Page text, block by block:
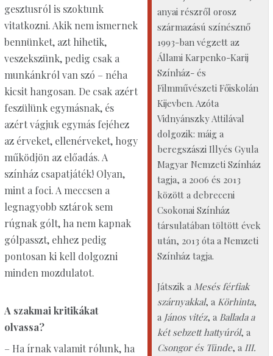
anyai részről orosz
származású színésznő
1993-ban végzett az
Állami Karpenko-Karij
Színház- és
Filmművészeti Főiskolán
Kijevben. Azóta
Vidnyánszky Attilával
dolgozik: máig a
beregszászi Illyés Gyula
Magyar Nemzeti Színház
tagja, a 2006 és 2013
között a debreceni
Csokonai Színház
társulatában töltött évek
után, 2013 óta a Nemzeti
Színház tagja.
Játszik a Mesés férfiak
szárnyakkal, a Körhinta,
a János vitéz, a Ballada a
két sebzett hattyúról, a
Csongor és Tünde, a III.
gesztusról is szoktunk
vitatkozni. Akik nem ismernek
bennünket, azt hihetik,
veszekszünk, pedig csak a
munkánkról van szó – néha
kicsit hangosan. De csak azért
feszülünk egymásnak, és
azért vágjuk egymás fejéhez
az érveket, ellenérveket, hogy
működjön az előadás. A
színház csapatjáték! Olyan,
mint a foci. A meccsen a
legnagyobb sztárok sem
rúgnak gólt, ha nem kapnak
gólpasszt, ehhez pedig
pontosan ki kell dolgozni
minden mozdulatot.
A szakmai kritikákat
olvassa?
– Ha írnak valamit rólunk, ha